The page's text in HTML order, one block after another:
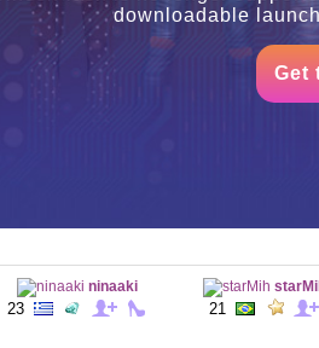
downloadable
Get
ninaaki
23 21